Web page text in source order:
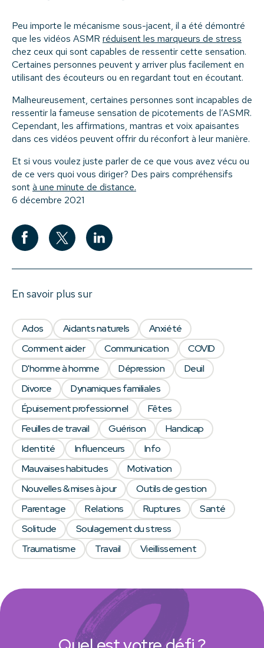
Peu importe le mécanisme sous-jacent, il a été démontré
que les vidéos ASMR réduisent les marqueurs de stress
chez ceux qui sont capables de ressentir cette sensation.
Certaines personnes peuvent y arriver plus facilement en
utilisant des écouteurs ou en regardant tout en écoutant.
Malheureusement, certaines personnes sont incapables de
ressentir la fameuse sensation de picotements de l’ASMR.
Cependant, les affirmations, mantras et voix apaisantes
dans ces vidéos peuvent offrir du réconfort à leur manière.
Et si vous voulez juste parler de ce que vous avez vécu ou
de ce vers quoi vous diriger? Des pairs compréhensifs
sontà une minute de distance.
6 décembre 2021
En savoir plus sur
Ados Aidants naturels
Anxiété
Comment aider
Communication
COVID
D'homme à homme
Dépression
Deuil
Divorce
Dynamiques familiales
Épuisement professionnel
Fêtes
Feuilles de travail
Guérison
Handicap
Identité
Influenceurs
Info
Mauvaises habitudes
Motivation
Nouvelles & mises à jour
Outils de gestion
Parentage
Relations Ruptures
Santé
Solitude
Soulagement du stress
Traumatisme
Travail Vieillissement